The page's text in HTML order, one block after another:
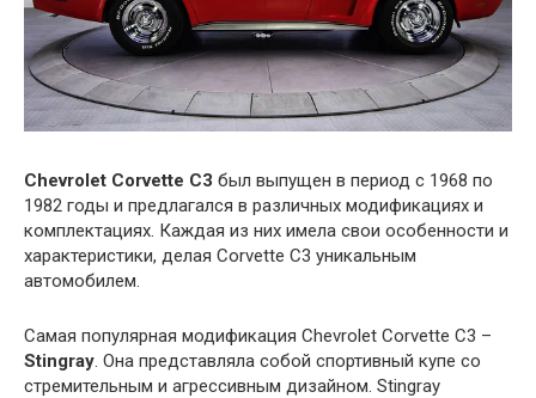
Chevrolet Corvette C3 был выпущен в период с 1968 по
1982 годы и предлагался в различных модификациях и
комплектациях. Каждая из них имела свои особенности и
характеристики, делая Corvette C3 уникальным
автомобилем.
Самая популярная модификация Chevrolet Corvette C3 –
Stingray. Она представляла собой спортивный купе со
стремительным и агрессивным дизайном. Stingray